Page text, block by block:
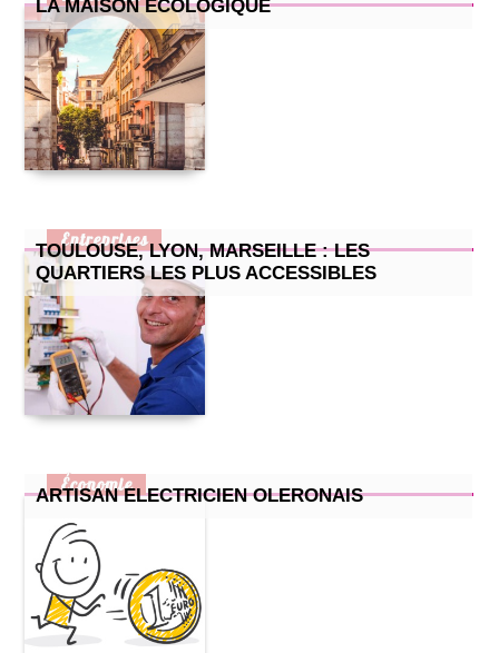
LA MAISON ÉCOLOGIQUE
TOULOUSE, LYON, MARSEILLE : LES
QUARTIERS LES PLUS ACCESSIBLES
Entreprises
ARTISAN ELECTRICIEN OLERONAIS
Économie